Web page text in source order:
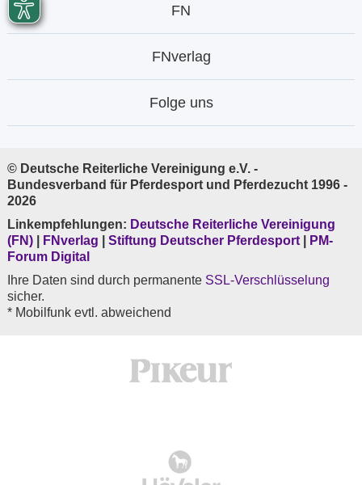
FN
FNverlag
Folge uns
© Deutsche Reiterliche Vereinigung e.V. -
Bundesverband für Pferdesport und Pferdezucht 1996 -
2026
Linkempfehlungen: Deutsche Reiterliche Vereinigung
(FN)
FNverlag Stiftung Deutscher Pferdesport
PM-
Forum Digital
Ihre Daten sind durch permanente SSL-Verschlüsselung
sicher.
* Mobilfunk evtl. abweichend